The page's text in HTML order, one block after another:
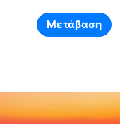
Μετάβαση